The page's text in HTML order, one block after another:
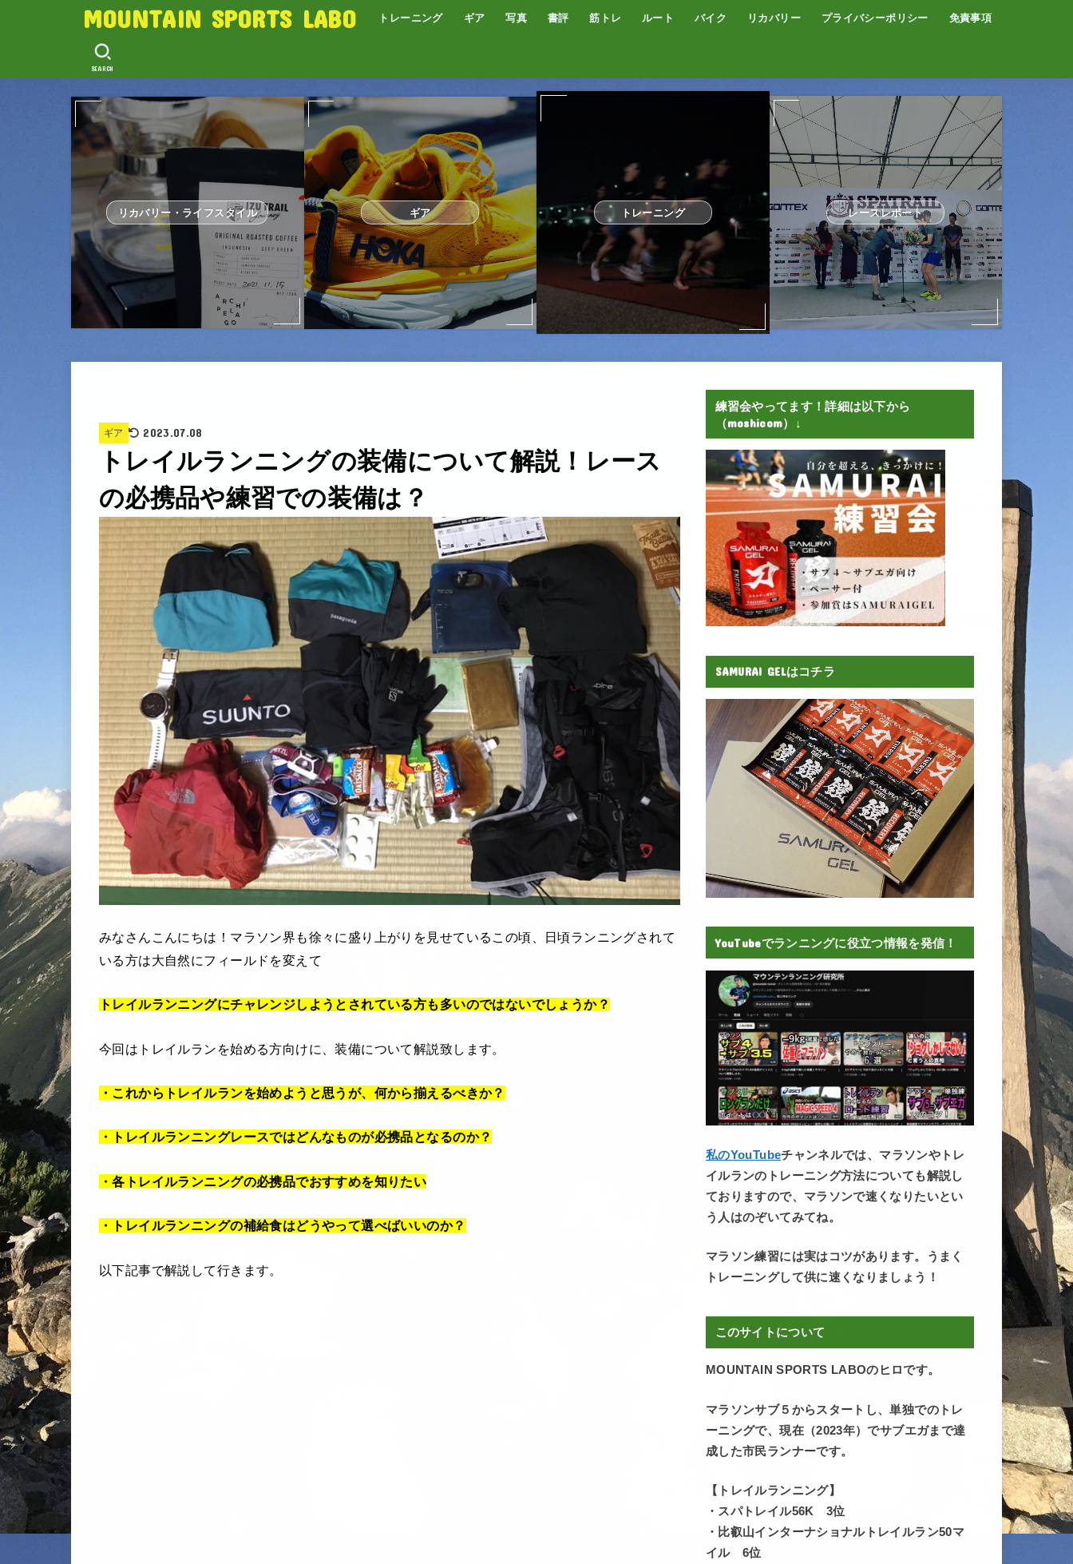
MOUNTAIN SPORTS LABO トレーニング ギア 写真 書評 筋トレ ルート バイク リカバリー プライバシーポリシー 免責事項
SEARCH
リカバリー・ライフスタイル ギア トレーニング レースレポート
ギア 2023.07.08
トレイルランニングの装備について解説！レース
の必携品や練習での装備は？
みなさんこんにちは！マラソン界も徐々に盛り上がりを見せているこの頃、日頃ランニングされて
いる方は大自然にフィールドを変えて
トレイルランニングにチャレンジしようとされている方も多いのではないでしょうか？
今回はトレイルランを始める方向けに、装備について解説致します。
・これからトレイルランを始めようと思うが、何から揃えるべきか？
・トレイルランニングレースではどんなものが必携品となるのか？
・各トレイルランニングの必携品でおすすめを知りたい
・トレイルランニングの補給食はどうやって選べばいいのか？
以下記事で解説して行きます。
練習会やってます！詳細は以下から
（moshicom）↓
SAMURAI GELはコチラ
YouTubeでランニングに役立つ情報を発信！
私のYouTubeチャンネルでは、マラソンやトレ
イルランのトレーニング方法についても解説し
ておりますので、マラソンで速くなりたいとい
う人はのぞいてみてね。
マラソン練習には実はコツがあります。うまく
トレーニングして供に速くなりましょう！
このサイトについて
MOUNTAIN SPORTS LABOのヒロです。
マラソンサブ５からスタートし、単独でのトレ
ーニングで、現在（2023年）でサブエガまで達
成した市民ランナーです。
【トレイルランニング】
・スパトレイル56K 3位
・比叡山インターナショナルトレイルラン50マ
イル 6位